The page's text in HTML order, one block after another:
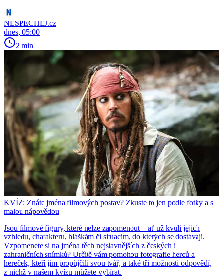
NESPECHEJ.cz
dnes, 05:00
2 min
KVÍZ: Znáte jména filmových postav? Zkuste to jen podle fotky a s
malou nápovědou
Jsou filmové figury, které nelze zapomenout – ať už kvůli jejich
vzhledu, charakteru, hláškám či situacím, do kterých se dostávají.
Vzpomenete si na jména těch nejslavnějších z českých i
zahraničních snímků? Určitě vám pomohou fotografie herců a
hereček, kteří jim propůjčili svou tvář, a také tři možnosti odpovědí,
z nichž v našem kvízu můžete vybírat.